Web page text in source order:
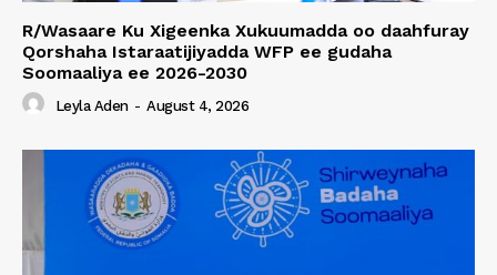
R/Wasaare Ku Xigeenka Xukuumadda oo daahfuray
Qorshaha Istaraatijiyadda WFP ee gudaha
Soomaaliya ee 2026-2030
Leyla Aden - August 4, 2026